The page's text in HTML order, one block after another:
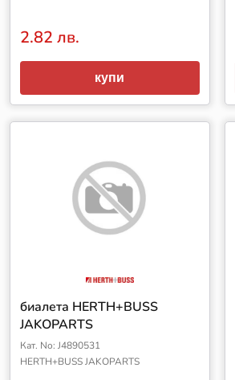
2.82 лв.
купи
биалета HERTH+BUSS
JAKOPARTS
Кат. No: J4890531
HERTH+BUSS JAKOPARTS